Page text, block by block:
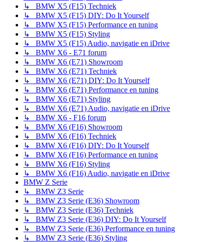
↳ BMW X5 (F15) Techniek
↳ BMW X5 (F15) DIY: Do It Yourself
↳ BMW X5 (F15) Performance en tuning
↳ BMW X5 (F15) Styling
↳ BMW X5 (F15) Audio, navigatie en iDrive
↳ BMW X6 - E71 forum
↳ BMW X6 (E71) Showroom
↳ BMW X6 (E71) Techniek
↳ BMW X6 (E71) DIY: Do It Yourself
↳ BMW X6 (E71) Performance en tuning
↳ BMW X6 (E71) Styling
↳ BMW X6 (E71) Audio, navigatie en iDrive
↳ BMW X6 - F16 forum
↳ BMW X6 (F16) Showroom
↳ BMW X6 (F16) Techniek
↳ BMW X6 (F16) DIY: Do It Yourself
↳ BMW X6 (F16) Performance en tuning
↳ BMW X6 (F16) Styling
↳ BMW X6 (F16) Audio, navigatie en iDrive
BMW Z Serie
↳ BMW Z3 Serie
↳ BMW Z3 Serie (E36) Showroom
↳ BMW Z3 Serie (E36) Techniek
↳ BMW Z3 Serie (E36) DIY: Do It Yourself
↳ BMW Z3 Serie (E36) Performance en tuning
↳ BMW Z3 Serie (E36) Styling